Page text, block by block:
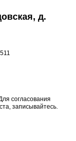
д.
согласования
записывайтесь.